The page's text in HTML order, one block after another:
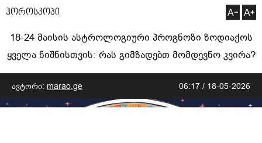
ჰოროსკოპი
18-24 მაისის ასტროლოგიური პროგნოზი ზოდიაქოს
ყველა ნიშნისთვის: რას გიმზადებთ მომდევნო კვირა?
ავტორი: marao.ge 06:17 / 18-05-2026